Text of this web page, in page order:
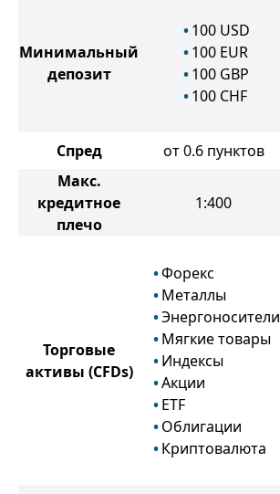
Минимальный
депозит
100 USD
100 EUR
100 GBP
100 CHF
Спред от 0.6 пунктов
Макс.
кредитное
плечо
1:400
Торговые
активы (CFDs)
Форекс
Металлы
Энергоносители
Мягкие товары
Индексы
Акции
ETF
Облигации
Криптовалюта